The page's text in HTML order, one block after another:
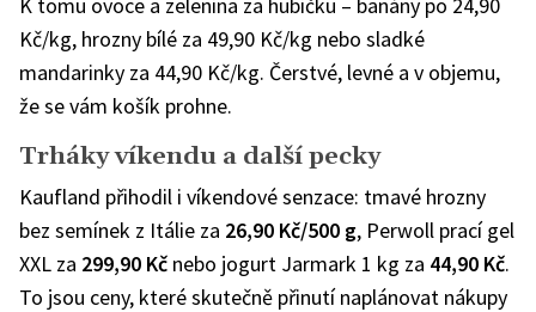
Kč/kg, hrozny bílé za 49,90 Kč/kg nebo sladké
mandarinky za 44,90 Kč/kg. Čerstvé, levné a v objemu,
že se vám košík prohne.
Trháky víkendu a další pecky
Kaufland přihodil i víkendové senzace: tmavé hrozny
bez semínek z Itálie za 26,90 Kč/500 g, Perwoll prací gel
XXL za 299,90 Kč nebo jogurt Jarmark 1 kg za 44,90 Kč.
To jsou ceny, které skutečně přinutí naplánovat nákupy